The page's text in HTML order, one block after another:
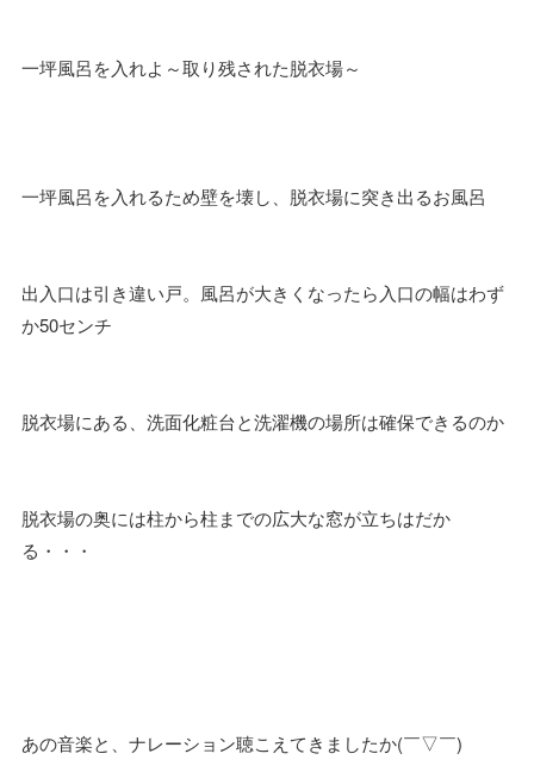
一坪風呂を入れよ～取り残された脱衣場～
一坪風呂を入れるため壁を壊し、脱衣場に突き出るお風呂
出入口は引き違い戸。風呂が大きくなったら入口の幅はわず
か50センチ
脱衣場にある、洗面化粧台と洗濯機の場所は確保できるのか
脱衣場の奥には柱から柱までの広大な窓が立ちはだか
る・・・
あの音楽と、ナレーション聴こえてきましたか(￣▽￣)